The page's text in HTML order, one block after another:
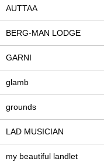
AUTTAA
BERG-MAN LODGE
GARNI
glamb
grounds
LAD MUSICIAN
my beautiful landlet